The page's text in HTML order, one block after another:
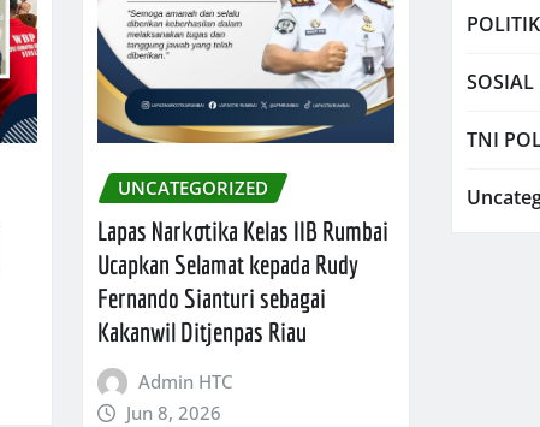
UNCATEGORIZED
Lapas Narkotika Kelas IIB Rumbai
Ucapkan Selamat kepada Rudy
Fernando Sianturi sebagai
Kakanwil Ditjenpas Riau
Admin HTC
Jun 8, 2026
POLITIK
SOSIAL
TNI